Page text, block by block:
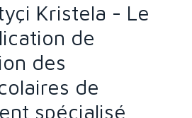
Kristela - Le
de
des
de
spécialisé